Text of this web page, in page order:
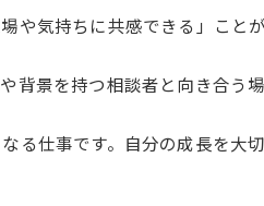
と意義
や気持ちに共感できる」こと
背景を持つ相談者と向き合う
る仕事です。自分の成長を大